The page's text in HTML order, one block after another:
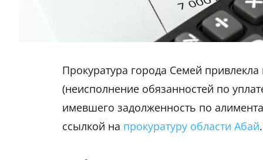
Прокуратура города Семей привлекла
(неисполнение обязанностей по
имевшего задолженность по
ссылкой на прокуратуру области Абай.